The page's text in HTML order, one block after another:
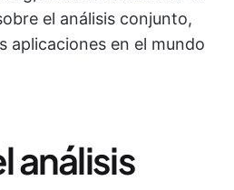
el análisis conjunto,
aplicaciones en el mundo
análisis